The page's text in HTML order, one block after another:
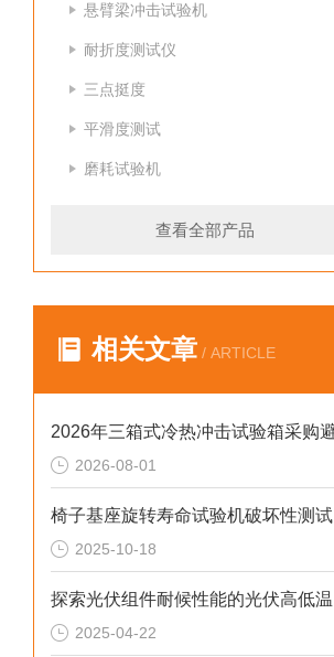
悬臂梁冲击试验机
耐折度测试仪
三点挺度
平滑度测试
磨耗试验机
查看全部产品
相关文章 / ARTICLE
2026-08-01
椅子基座旋转寿命试验机破坏性测试
2025-10-18
2025-04-22